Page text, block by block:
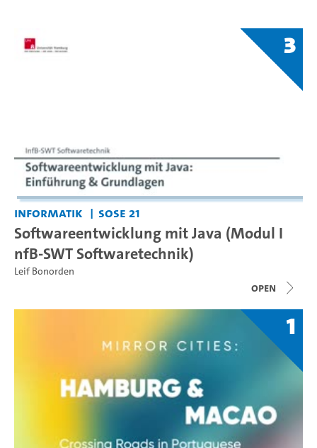
3
Informatik SoSe 21
Softwareentwicklung mit Java (Modul I
nfB-SWT Softwaretechnik)
Leif Bonorden
open
1